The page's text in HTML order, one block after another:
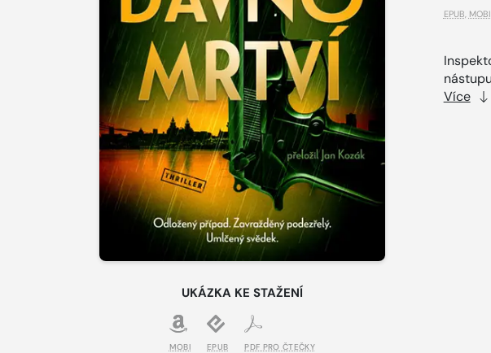
UKÁZKA KE STAŽENÍ
MOBI EPUB PDF PRO ČTEČKY
EPUB MOBI
Více